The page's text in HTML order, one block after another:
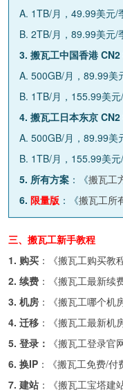
A. 1TB/月，49.99美元/
B. 2TB/月，89.99美元/
3. 搬瓦工中国香港 CN2
A. 500GB/月，89.99美
B. 1TB/月，155.99美元
4. 搬瓦工日本东京 CN2
A. 500GB/月，89.99美
B. 1TB/月，155.99美元
5. 所有方案 ：《搬瓦工
6. 限量版 ：《搬瓦工所
三、搬瓦工新手教程
1. 购买 ：《搬瓦工购买教
2. 续费 ：《搬瓦工最新续
3. 机房 ：《搬瓦工哪个机
4. 迁移 ：《搬瓦工最新机
5. 登录：
《搬瓦工登录官
6. 换IP ：《搬瓦工免费/付
7. 建站 ：《搬瓦工宝塔建